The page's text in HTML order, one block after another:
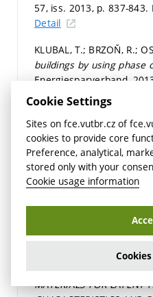
57, iss. 2013, p. 837-843.
Detail
KLUBAL, T.; BRZOŇ, R.;
buildings by using
Energiesparverband,
Detail
CHARVÁT, P.; KLIMEŠ, L.;
Simulation of the
system with latent heat
Proceedings of 2nd
Sustainable Energy
KLUBAL, T.; OSTRÝ, M.;
MATERIALS FOR LATENT
Cookie Settings
Sites on fce.vutbr.cz of
cookies to provide core
Preference, analytical,
stored only with your
Cookie usage information